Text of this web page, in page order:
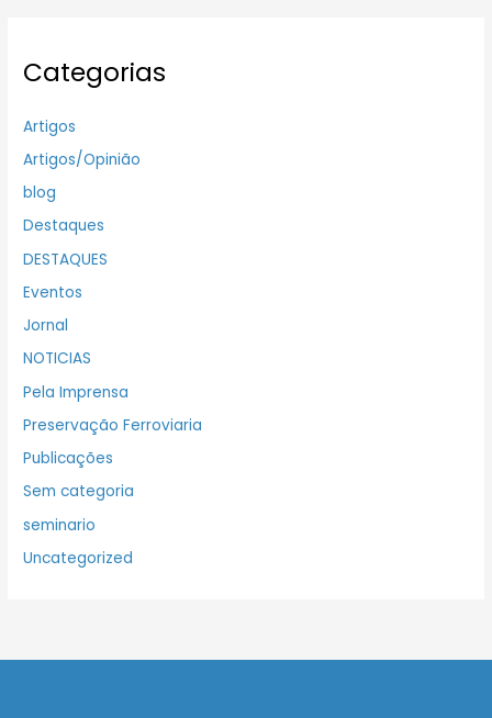
Categorias
Artigos
Artigos/Opinião
blog
Destaques
DESTAQUES
Eventos
Jornal
NOTICIAS
Pela Imprensa
Preservação Ferroviaria
Publicações
Sem categoria
seminario
Uncategorized